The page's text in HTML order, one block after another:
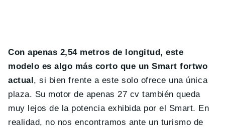
Con apenas 2,54 metros de longitud, este
modelo es algo más corto que un Smart fortwo
actual, si bien frente a este solo ofrece una única
plaza. Su motor de apenas 27 cv también queda
muy lejos de la potencia exhibida por el Smart. En
realidad, no nos encontramos ante un turismo de